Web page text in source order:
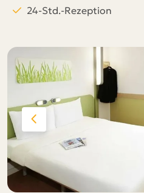
24-Std.-Rezeption